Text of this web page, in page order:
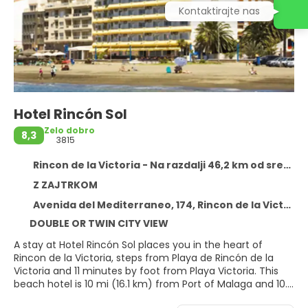
Hotel Rincón Sol
8,3
Zelo dobro
3815
Rincon de la Victoria - Na razdalji 46,2 km od središča
Z ZAJTRKOM
Avenida del Mediterraneo, 174, Rincon de la Victoria 29730
DOUBLE OR TWIN CITY VIEW
A stay at Hotel Rincón Sol places you in the heart of
Rincon de la Victoria, steps from Playa de Rincón de la
Victoria and 11 minutes by foot from Playa Victoria. This
beach hotel is 10 mi (16.1 km) from Port of Malaga and 10.8
Kontaktirajte nas